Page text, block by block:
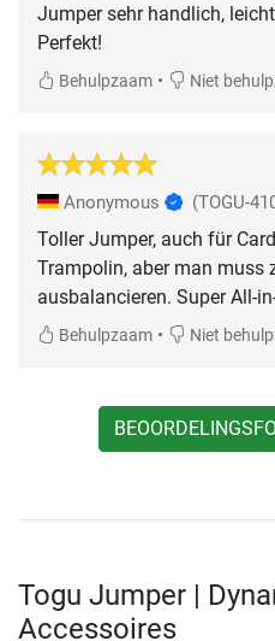
Jumper sehr handlich,
Perfekt!
Behulpzaam • Niet
Anonymous (TOGU-
Toller Jumper, auch für
Trampolin, aber man muss
ausbalancieren. Super All-
Behulpzaam • Niet
Togu Jumper |
Accessoires